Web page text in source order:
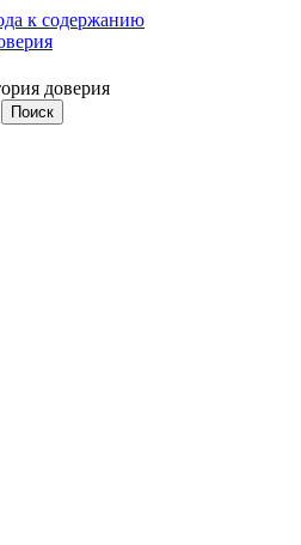
к содержанию
доверия